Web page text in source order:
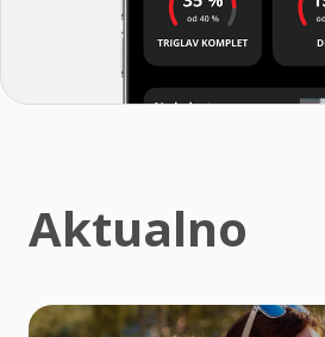
Aktualno